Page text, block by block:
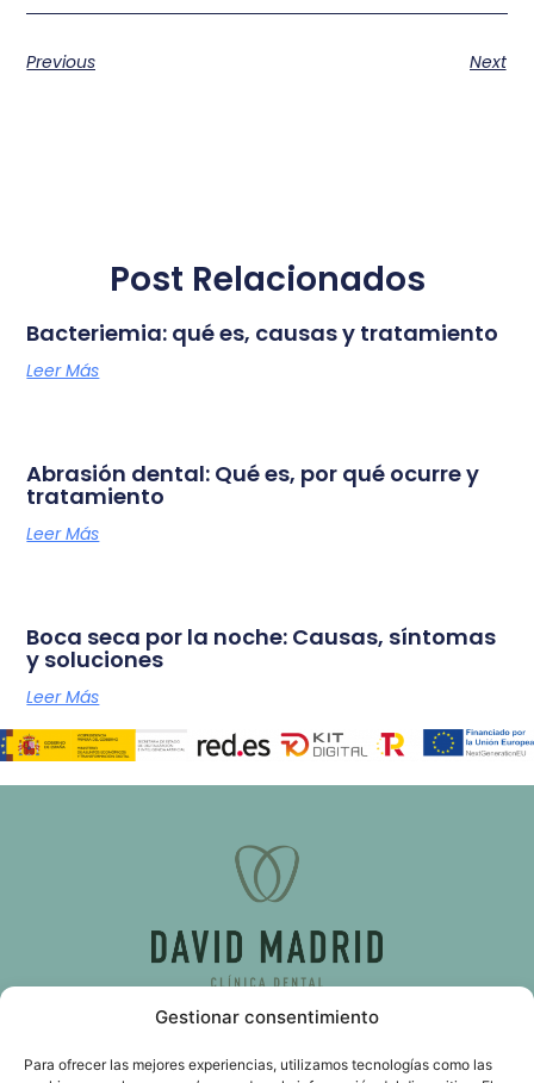
Gestionar consentimiento
Para ofrecer las mejores experiencias, utilizamos tecnologías como las
Previous Next
Post Relacionados
Bacteriemia: qué es, causas y tratamiento
Leer Más
Abrasión dental: Qué es, por qué ocurre y
tratamiento
Leer Más
Boca seca por la noche: Causas, síntomas
y soluciones
Leer Más
C/ d’Almassora, 51, bajo 46009 Valencia